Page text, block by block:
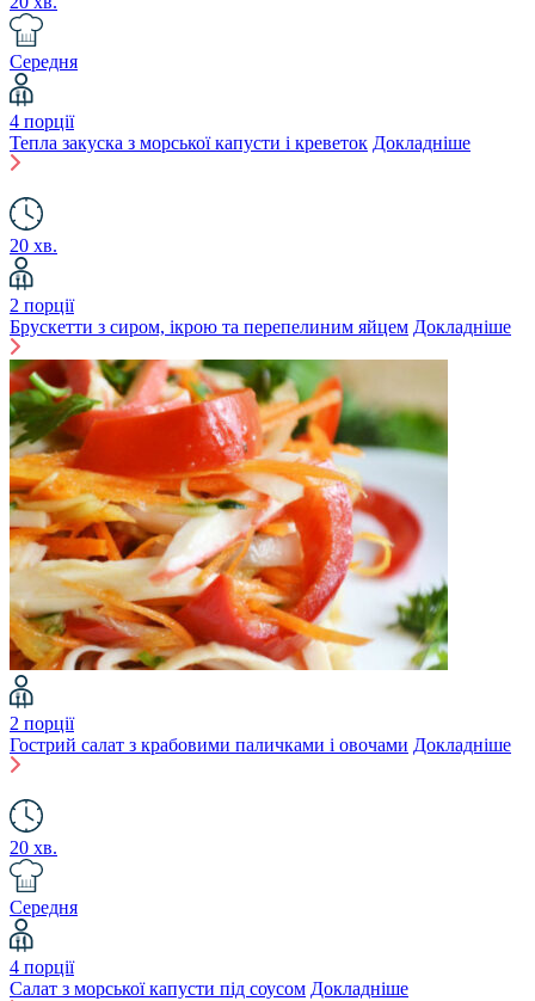
Середня
4 порції
Тепла закуска з морської капусти і креветок Докладніше
20 хв.
2 порції
Брускетти з сиром, ікрою та перепелиним яйцем Докладніше
2 порції
Гострий салат з крабовими паличками і овочами Докладніше
20 хв.
Середня
4 порції
Салат з морської капусти під соусом Докладніше